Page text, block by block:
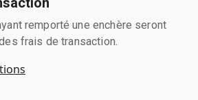
remporté une enchère seront
frais de transaction.